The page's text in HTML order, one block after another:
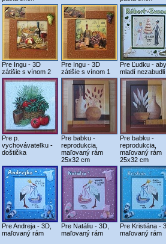
Pre Ingu - 3D
zátišie s vínom 2
Pre Ingu - 3D
zátišie s vínom 1
Pre Ľudku - aby
mladí nezabudli
Pre p.
vychovávateľku -
doštička
Pre babku -
reprodukcia,
maľovaný rám
25x32 cm
Pre babku -
reprodukcia,
maľovaný rám
25x32 cm
Pre Andreja - 3D,
maľovaný rám
Pre Natáliu - 3D,
maľovaný rám
Pre Kristiána -
maľovaný rám